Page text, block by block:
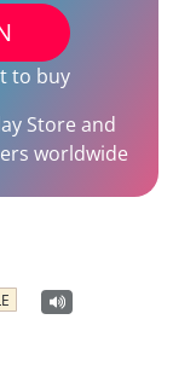
to buy
Store and
worldwide